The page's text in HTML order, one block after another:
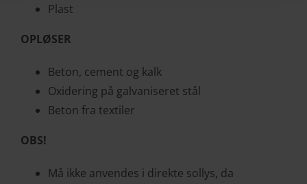
Plast
OPLØSER
Beton, cement og kalk
Oxidering på galvaniseret stål
Beton fra textiler
OBS!
Må ikke anvendes i direkte sollys, da